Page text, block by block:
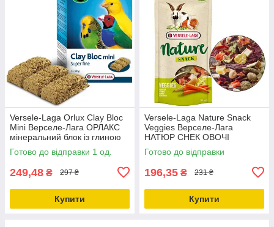
Versele-Laga Orlux Clay Bloc
Mini Верселе-Лага ОРЛАКС
мінеральний блок із глиною
для дрібних птахів 0.54кг
Готово до відправки 1 од.
249,48 ₴ 297 ₴
Купити
Versele-Laga Nature Snack
Veggies Верселе-Лага
НАТЮР СНЕК ОВОЧІ
додатковий корм ласощі для
кроликів та гризунів 0.085кг
Готово до відправки
196,35 ₴ 231 ₴
Купити